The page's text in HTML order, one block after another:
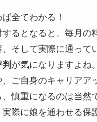
全てわかる！
るとなると、毎月の
そして実際に通って
が気になりますよね
ご自身のキャリアア
慎重になるのは当然
際に娘を通わせる保